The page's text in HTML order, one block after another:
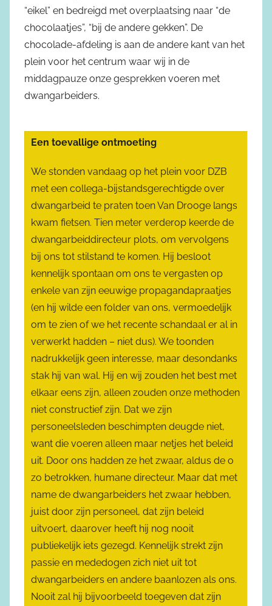
“eikel” en bedreigd met overplaatsing naar “de
chocolaatjes”, “bij de andere gekken”. De
chocolade-afdeling is aan de andere kant van het
plein voor het centrum waar wij in de
middagpauze onze gesprekken voeren met
dwangarbeiders.
Een toevallige ontmoeting
We stonden vandaag op het plein voor DZB
met een collega-bijstandsgerechtigde over
dwangarbeid te praten toen Van Drooge langs
kwam fietsen. Tien meter verderop keerde de
dwangarbeiddirecteur plots, om vervolgens
bij ons tot stilstand te komen. Hij besloot
kennelijk spontaan om ons te vergasten op
enkele van zijn eeuwige propagandapraatjes
(en hij wilde een folder van ons, vermoedelijk
om te zien of we het recente schandaal er al in
verwerkt hadden – niet dus). We toonden
nadrukkelijk geen interesse, maar desondanks
stak hij van wal. Hij en wij zouden het best met
elkaar eens zijn, alleen zouden onze methoden
niet constructief zijn. Dat we zijn
personeelsleden beschimpten deugde niet,
want die voeren alleen maar netjes het beleid
uit. Door ons hadden ze het zwaar, aldus de o
zo betrokken, humane directeur. Maar dat met
name de dwangarbeiders het zwaar hebben,
juist door zijn personeel, dat zijn beleid
uitvoert, daarover heeft hij nog nooit
publiekelijk iets gezegd. Kennelijk strekt zijn
passie en mededogen zich niet uit tot
dwangarbeiders en andere baanlozen als ons.
Nooit zal hij bijvoorbeeld toegeven dat zijn